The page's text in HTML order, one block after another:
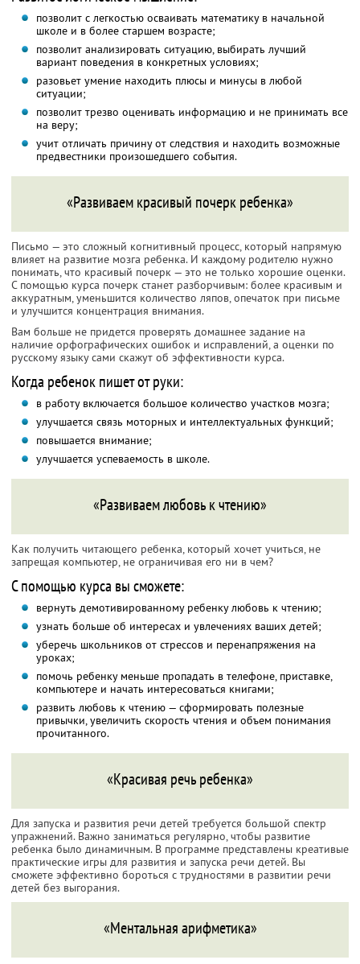
позволит с легкостью осваивать математику в начальной
школе и в более старшем возрасте;
позволит анализировать ситуацию, выбирать лучший
вариант поведения в конкретных условиях;
разовьет умение находить плюсы и минусы в любой
ситуации;
позволит трезво оценивать информацию и не принимать все
на веру;
учит отличать причину от следствия и находить возможные
предвестники произошедшего события.
«Развиваем красивый почерк ребенка»
Письмо — это сложный когнитивный процесс, который напрямую
влияет на развитие мозга ребенка. И каждому родителю нужно
понимать, что красивый почерк — это не только хорошие оценки.
С помощью курса почерк станет разборчивым: более красивым и
аккуратным, уменьшится количество ляпов, опечаток при письме
и улучшится концентрация внимания.
Вам больше не придется проверять домашнее задание на
наличие орфографических ошибок и исправлений, а оценки по
русскому языку сами скажут об эффективности курса.
Когда ребенок пишет от руки:
в работу включается большое количество участков мозга;
улучшается связь моторных и интеллектуальных функций;
повышается внимание;
улучшается успеваемость в школе.
«Развиваем любовь к чтению»
Как получить читающего ребенка, который хочет учиться, не
запрещая компьютер, не ограничивая его ни в чем?
С помощью курса вы сможете:
вернуть демотивированному ребенку любовь к чтению;
узнать больше об интересах и увлечениях ваших детей;
уберечь школьников от стрессов и перенапряжения на
уроках;
помочь ребенку меньше пропадать в телефоне, приставке,
компьютере и начать интересоваться книгами;
развить любовь к чтению — сформировать полезные
привычки, увеличить скорость чтения и объем понимания
прочитанного.
«Красивая речь ребенка»
Для запуска и развития речи детей требуется большой спектр
упражнений. Важно заниматься регулярно, чтобы развитие
ребенка было динамичным. В программе представлены креативые
практические игры для развития и запуска речи детей. Вы
сможете эффективно бороться с трудностями в развитии речи
детей без выгорания.
«Ментальная арифметика»